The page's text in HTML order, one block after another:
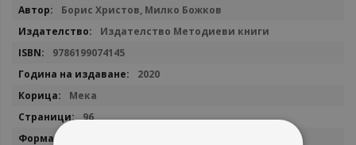
Повече
Борис Христов, Милко Божков
Издателство Методиеви книги
9786199074145
2020
Мека
96